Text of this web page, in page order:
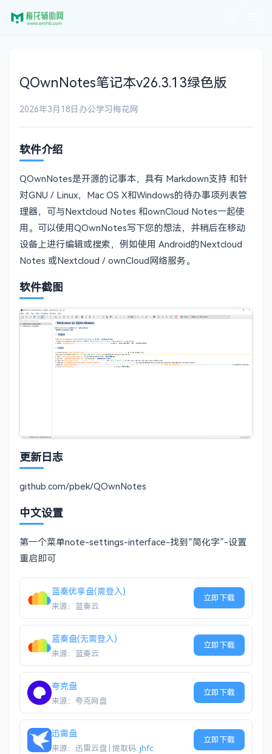
QOwnNotes笔记本v26.3.13绿色版
2026年3月18日 办公学习梅花网
软件介绍
QOwnNotes是开源的记事本，具有 Markdown支持 和针
对GNU / Linux，Mac OS X和Windows的待办事项列表管
理器，可与Nextcloud Notes 和ownCloud Notes一起使
用。可以使用QOwnNotes写下您的想法，并稍后在移动
设备上进行编辑或搜索，例如使用 Android的Nextcloud
Notes 或Nextcloud / ownCloud网络服务。
软件截图
更新日志
github.com/pbek/QOwnNotes
中文设置
第一个菜单note-settings-interface-找到“简化字”-设置
重启即可
蓝奏优享盘(需登入)
来源：蓝奏云
立即下载
蓝奏盘(无需登入)
来源：蓝奏云
立即下载
夸克盘
来源：夸克网盘
立即下载
迅雷盘
来源：迅雷云盘 | 提取码: jhfc
立即下载